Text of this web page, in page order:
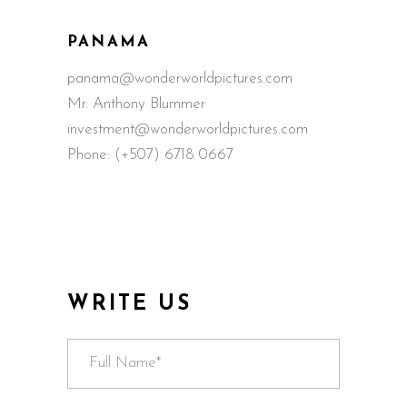
PANAMA
panama@wonderworldpictures.com
Mr. Anthony Blummer
investment@wonderworldpictures.com
Phone: (+507) 6718 0667
WRITE US